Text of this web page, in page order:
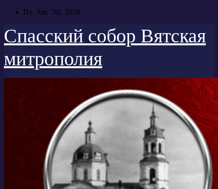
Перейти
содержимому
Пт. Авг 7th, 2026
Спасский собор Вятская
митрополия